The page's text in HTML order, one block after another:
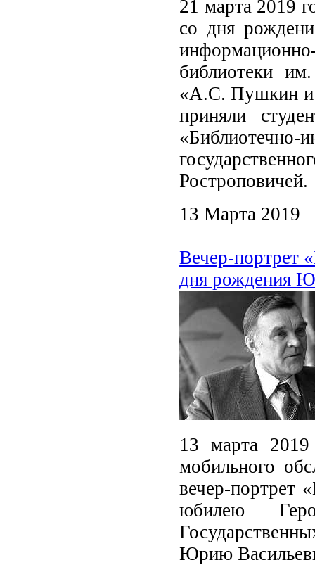
21 марта 2019
со дня
библиотеки
«А.С. Пушкин и
приняли
«Библиотечно-
13 Марта 2019
Вечер-портрет
дня рождения
13 марта 2019
мобильного
вечер-портрет
юбилею
Юрию